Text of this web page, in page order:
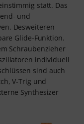
statt. Das
und
Desweiteren
Glide-Funktion.
Schraubenzieher
individuell
sind auch
V-Trig und
Synthesizer